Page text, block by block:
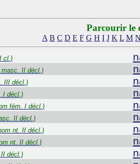
Parcourir le
A B C D E F G H I J K L M N
cl.)
masc. II décl.)
III décl.)
I décl.)
fém. I décl.)
II décl.)
nt. II décl.)
nt. II décl.)
décl.)